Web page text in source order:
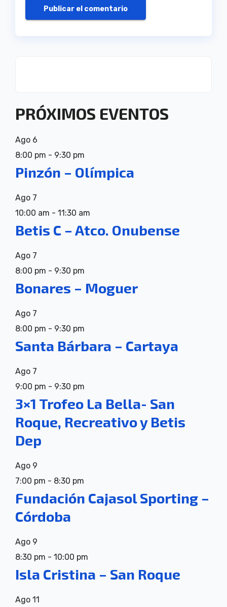
PRÓXIMOS EVENTOS
Ago 6
8:00 pm - 9:30 pm
Pinzón – Olímpica
Ago 7
10:00 am - 11:30 am
Betis C – Atco. Onubense
Ago 7
8:00 pm - 9:30 pm
Bonares – Moguer
Ago 7
8:00 pm - 9:30 pm
Santa Bárbara – Cartaya
Ago 7
9:00 pm - 9:30 pm
3×1 Trofeo La Bella- San
Roque, Recreativo y Betis
Dep
Ago 9
7:00 pm - 8:30 pm
Fundación Cajasol Sporting –
Córdoba
Ago 9
8:30 pm - 10:00 pm
Isla Cristina – San Roque
Ago 11